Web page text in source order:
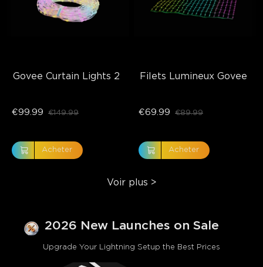
Govee Curtain Lights 2
€99.99 €149.99
Acheter
Filets Lumineux Govee
€69.99 €89.99
Acheter
Voir plus >
2026 New Launches on Sale
Upgrade Your Lightning Setup the Best Prices